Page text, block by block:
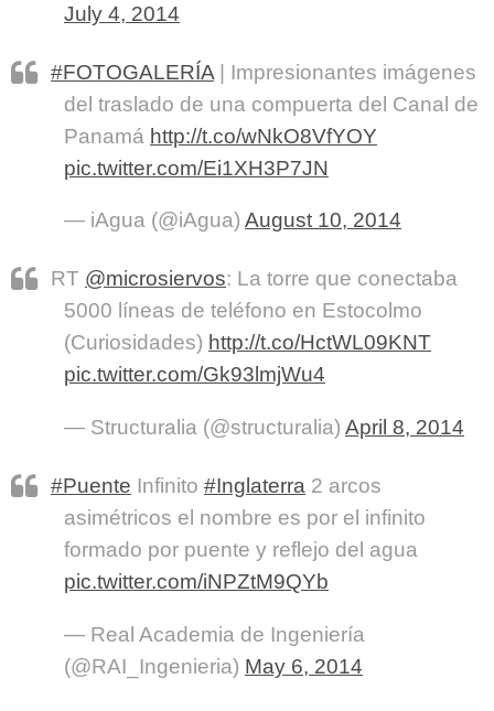
July 4, 2014
#FOTOGALERÍA | Impresionantes imágenes
del traslado de una compuerta del Canal de
Panamá http://t.co/wNkO8VfYOY
pic.twitter.com/Ei1XH3P7JN
— iAgua (@iAgua) August 10, 2014
RT @microsiervos: La torre que conectaba
5000 líneas de teléfono en Estocolmo
(Curiosidades) http://t.co/HctWL09KNT
pic.twitter.com/Gk93lmjWu4
— Structuralia (@structuralia) April 8, 2014
#Puente Infinito #Inglaterra 2 arcos
asimétricos el nombre es por el infinito
formado por puente y reflejo del agua
pic.twitter.com/iNPZtM9QYb
— Real Academia de Ingeniería
(@RAI_Ingenieria) May 6, 2014